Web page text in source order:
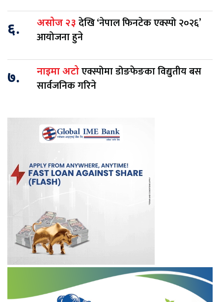
६. असोज २३ देखि ‘नेपाल फिनटेक एक्स्पो २०२६’
आयोजना हुने
७. नाइमा अटोएक्स्पोमा डोङफेङका विद्युतीय बस
सार्वजनिक गरिने